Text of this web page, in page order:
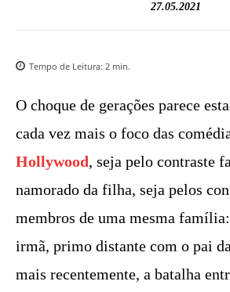
27.05.2021
Tempo de Leitura: 2 min.
O choque de gerações parece
cada vez mais o foco das
Hollywood, seja pelo contraste
namorado da filha, seja pelos
membros de uma mesma
irmã, primo distante com o pai
mais recentemente, a batalha